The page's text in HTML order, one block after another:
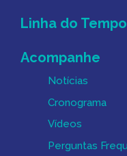
Linha do Tempo
Acompanhe
Notícias
Cronograma
Vídeos
Perguntas